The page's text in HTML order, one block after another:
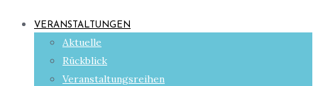
VERANSTALTUNGEN
Aktuelle
Rückblick
Veranstaltungsreihen